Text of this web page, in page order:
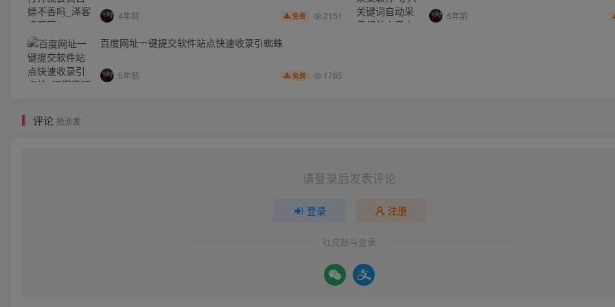
4年前 免费 2151 5年前
百度网址一键提交软件站点快速收录引蜘蛛
5年前 免费 1765
评论 抢沙发
请登录后发表评论
登录 注册
社交账号登录